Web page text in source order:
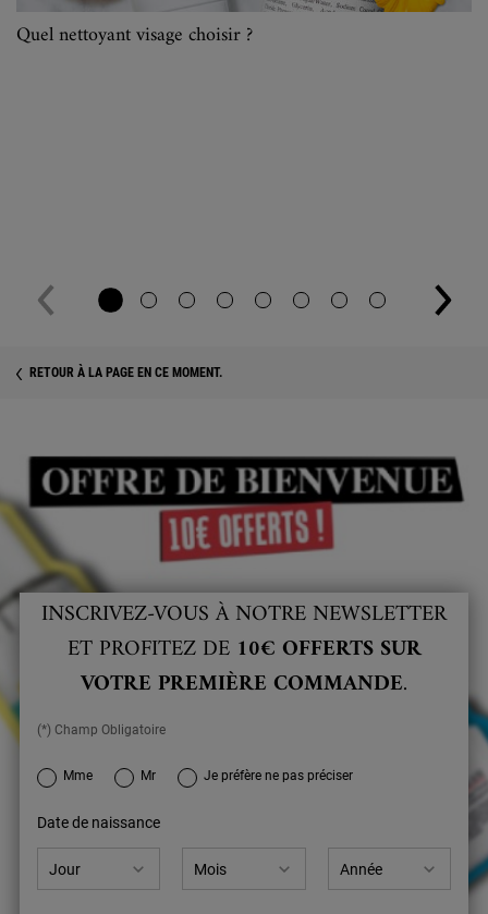
Quel nettoyant visage choisir ?
RETOUR À LA PAGE EN CE MOMENT.
INSCRIVEZ-VOUS À NOTRE NEWSLETTER
ET PROFITEZ DE 10€ OFFERTS SUR
VOTRE PREMIÈRE COMMANDE.
(*) Champ Obligatoire
newslettersignup.title.legend
Mme Mr Je préfère ne pas préciser
Date de naissance